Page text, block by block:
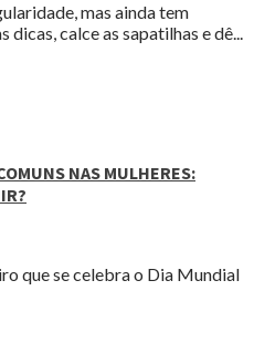
mas ainda tem
dicas, calce as sapatilhas e dê...
NAS MULHERES:
que se celebra o Dia Mundial